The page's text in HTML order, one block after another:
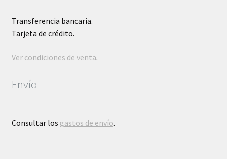
Transferencia bancaria.
Tarjeta de crédito.
Ver condiciones de venta.
Envío
Consultar los gastos de envío.